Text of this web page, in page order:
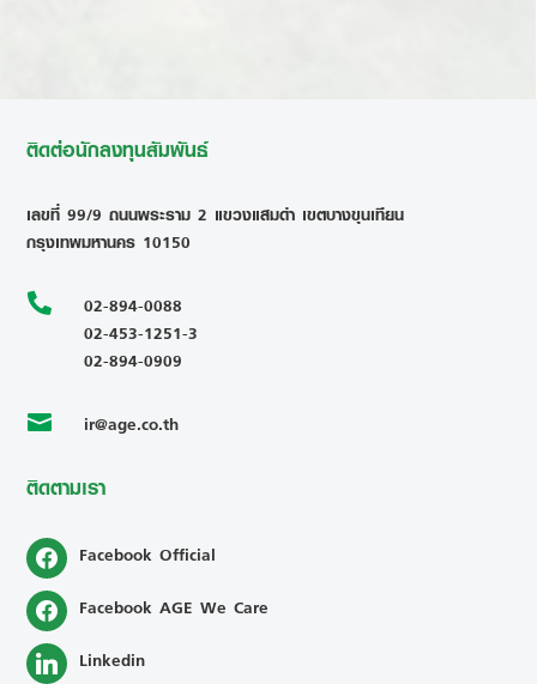
ติดต่อนักลงทุนสัมพันธ์
เลขที่ 99/9 ถนนพระราม 2 แขวงแสมดำ เขตบางขุนเทียน
กรุงเทพมหานคร 10150

02-894-0088
02-453-1251-3
02-894-0909
 ir@age.co.th
ติดตามเรา
Facebook Official
Facebook AGE We Care
Linkedin